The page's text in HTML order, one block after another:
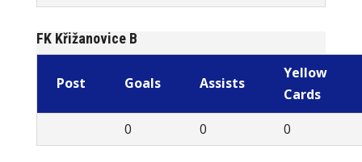
FK Křižanovice B
Post Goals Assists
Yellow
Cards
0
0 0